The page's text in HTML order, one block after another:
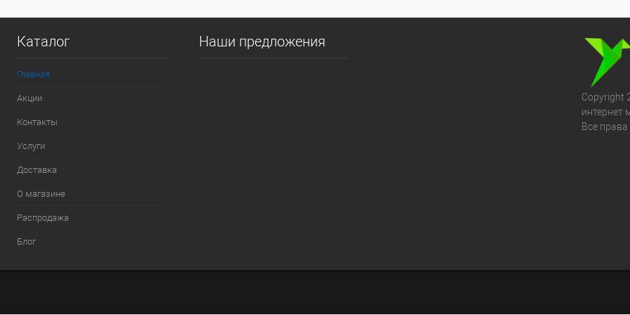
Каталог
Главная
Акции
Контакты
Услуги
Доставка
О магазине
Распродажа
Блог
Наши предложения
Copyright
интернет
Все